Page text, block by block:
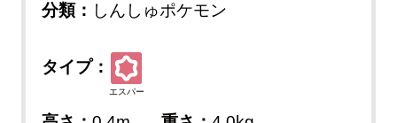
分類： しんしゅポケモン
タイプ：
エスパー